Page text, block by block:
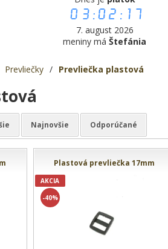
03:02:18
7. august 2026
meniny má Štefánia
Prevliečky / Prevliečka plastová
Najnovšie Odporúčané
Plastová prevliečka 17mm
AKCIA
-40%